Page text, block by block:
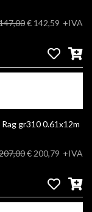
€ 142,59 +IVA
Canson Infinity Arches Aquarelle Pure White Rag gr310 0.61x12m
€ 200,79 +IVA